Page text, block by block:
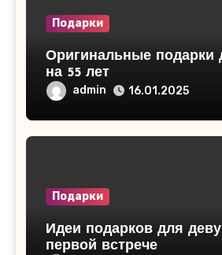
Подарки
Оригинальные подарки
на 55 лет
admin 16.01.2025
Подарки
Идеи подарков для
первой встрече